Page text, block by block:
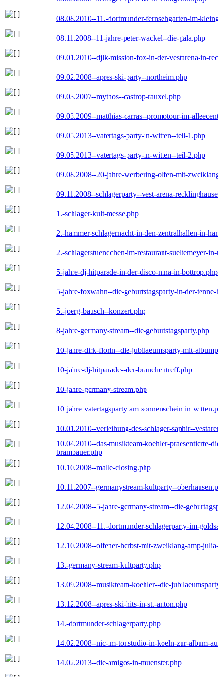
08.08.2010--11.-dortmunder-fernsehgarten-im-
08.11.2008--11-jahre-peter-wackel--die-gala.php
09.01.2010--djlk-mission-fox-in-der-vestarena-in-
09.02.2008--apres-ski-party--northeim.php
09.03.2007--mythos--castrop-rauxel.php
09.03.2009--matthias-carras--promotour-im-
09.05.2013--vatertags-party-in-witten--teil-1.php
09.05.2013--vatertags-party-in-witten--teil-2.php
09.08.2008--20-jahre-werbering-olfen-mit-
09.11.2008--schlagerparty--vest-arena-
1.-schlager-kult-messe.php
2.-hammer-schlagernacht-in-den-zentralhallen-in-
2.-schlagerstuendchen-im-restaurant-sueltemeyer-
5-jahre-dj-hitparade-in-der-disco-nina-in-bottrop.php
5-jahre-foxwahn--die-geburtstagsparty-in-der-tenne-
5.-joerg-bausch--konzert.php
8-jahre-germany-stream--die-geburtstagsparty.php
10-jahre-dirk-florin--die-jubilaeumsparty-mit-
10-jahre-dj-hitparade--der-branchentreff.php
10-jahre-germany-stream.php
10-jahre-vatertagsparty-am-sonnenschein-in-
10.01.2010--verleihung-des-schlager-saphir--
10.04.2010--das-musikteam-koehler-praesentierte-
brambauer.php
10.10.2008--malle-closing.php
10.11.2007--germanystream-kultparty--
12.04.2008--5-jahre-germany-stream--die-
12.04.2008--11.-dortmunder-schlagerparty-im-
12.10.2008--olfener-herbst-mit-zweiklang-amp-
13.-germany-stream-kultparty.php
13.09.2008--musikteam-koehler--die-
13.12.2008--apres-ski-hits-in-st.-anton.php
14.-dortmunder-schlagerparty.php
14.02.2008--nic-im-tonstudio-in-koeln-zur-album-
14.02.2013--die-amigos-in-muenster.php